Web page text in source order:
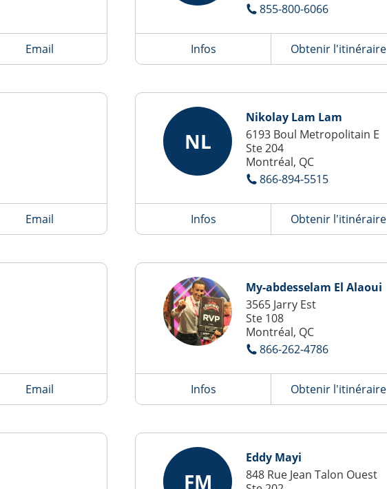
Email
855-800-6066
Infos Obtenir l'itinéraire
Email
NL
Nikolay Lam Lam
6193 Boul Metropolitain E
Ste 204
Montréal, QC
866-894-5515
Infos Obtenir l'itinéraire
Email
My-abdesselam El Alaoui
3565 Jarry Est
Ste 108
Montréal, QC
866-262-4786
Infos Obtenir l'itinéraire
FM
Eddy Mayi
848 Rue Jean Talon Ouest